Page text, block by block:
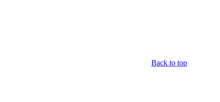
Back to top